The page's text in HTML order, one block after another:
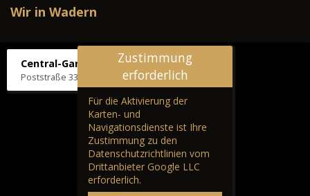
Wir in Wadern
Central-Garage H. Wilhelm
Poststraße 33, 66687 Wadern
Zustimmung
erforderlich
Für die Aktivierung der
Karten- und
Navigationsdienste ist Ihre
Zustimmung zu den
Datenschutzrichtlinien vom
Drittanbieter Google LLC
erforderlich.